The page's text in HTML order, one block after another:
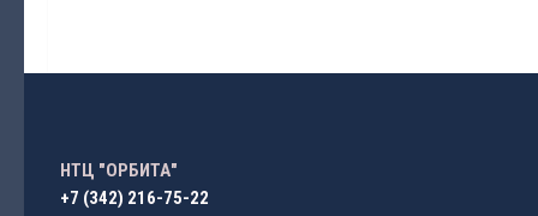
НТЦ "ОРБИТА"
+7 (342) 216-75-22